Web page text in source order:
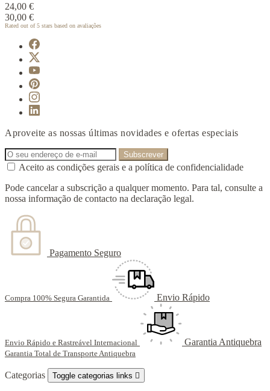
24,00 €
30,00 €
Rated out of 5 stars based on avaliações
Aproveite as nossas últimas novidades e ofertas especiais
Aceito as condições gerais e a política de confidencialidade
Pode cancelar a subscrição a qualquer momento. Para tal, consulte a
nossa informação de contacto na declaração legal.
Pagamento Seguro
Compra 100% Segura Garantida Envio Rápido
Envio Rápido e Rastreável Internacional Garantia Antiquebra
Garantia Total de Transporte Antiquebra
Categorias Toggle categorias links 